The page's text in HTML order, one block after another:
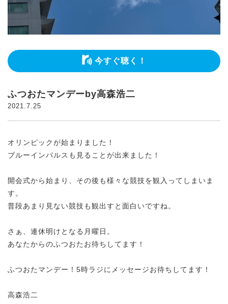
今すぐ聴く！
ふつおたマンデーby高森浩二
2021.7.25
オリンピックが始まりました！
ブルーインパルスも見ることが出来ました！
開会式から始まり、その後も様々な競技を観入ってしまいま
す。
普段あまり見ない競技も観出すと面白いですね。
さぁ、連休明けとなる月曜日。
あなたからのふつおたお待ちしてます！
ふつおたマンデー！5時ラジにメッセージお待ちしてます！
高森浩二